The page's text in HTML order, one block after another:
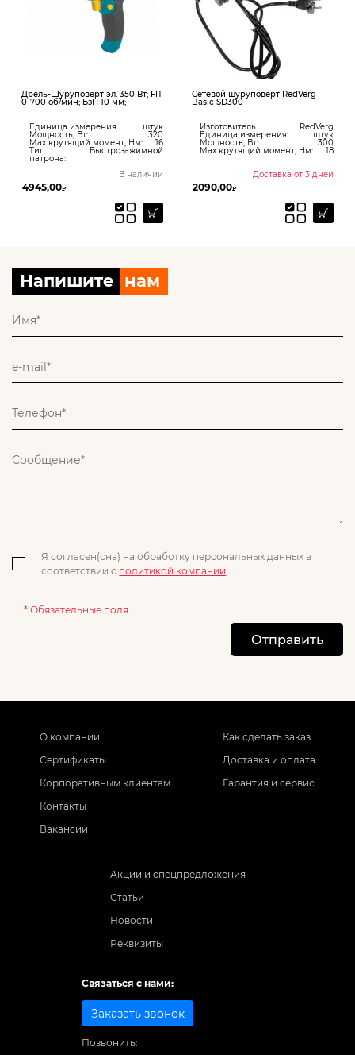
Дрель-Шуруповерт эл. 350 Вт; FIT
0-700 об/мин; БзП 10 мм;
Единица измерения: штук
Мощность, Вт: 320
Max крутящий момент, Нм: 16
Тип
патрона:
Быстрозажимной
В наличии
4945,00₽
Сетевой шуруповёрт RedVerg
Basic SD300
Изготовитель: RedVerg
Единица измерения: штук
Мощность, Вт: 300
Max крутящий момент, Нм: 18
Доставка от 3 дней
2090,00₽
Напишите нам
Я согласен(сна) на обработку персональных данных в
соответствии с политикой компании
* Обязательные поля
Отправить
О компании
Сертификаты
Корпоративным клиентам
Контакты
Вакансии
Как сделать заказ
Доставка и оплата
Гарантия и сервис
Акции и спецпредложения
Статьи
Новости
Реквизиты
Связаться с нами:
Заказать звонок
Позвонить: